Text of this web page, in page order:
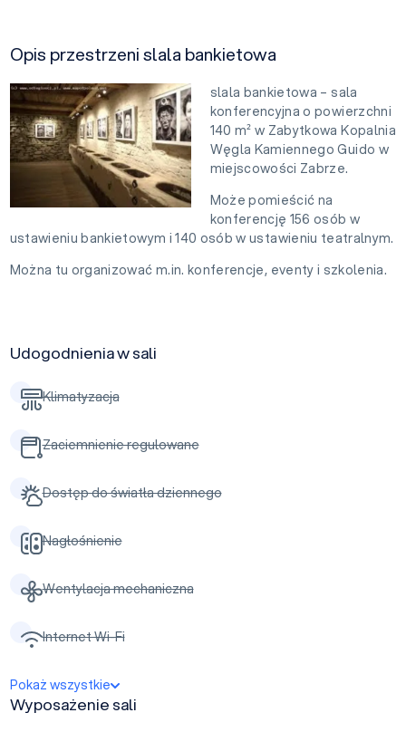
Opis przestrzeni slala bankietowa
slala bankietowa – sala
konferencyjna o powierzchni
140 m² w Zabytkowa Kopalnia
Węgla Kamiennego Guido w
miejscowości Zabrze.
Może pomieścić na
konferencję 156 osób w
ustawieniu bankietowym i 140 osób w ustawieniu teatralnym.
Można tu organizować m.in. konferencje, eventy i szkolenia.
Udogodnienia w sali
Klimatyzacja
Zaciemnienie regulowane
Dostęp do światła dziennego
Nagłośnienie
Wentylacja mechaniczna
Internet Wi-Fi
Pokaż wszystkie
Wyposażenie sali